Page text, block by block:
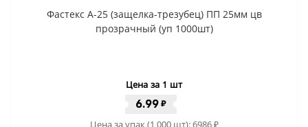
Фастекс A-25 (защелка-трезубец) ПП 25мм цв
прозрачный (уп 1000шт)
Цена за 1 шт
6.99 ₽
Цена за упак (1 000 шт):6986₽